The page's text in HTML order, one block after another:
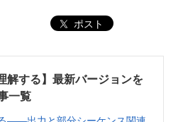
ポスト
解する】最新バージョンを
一覧